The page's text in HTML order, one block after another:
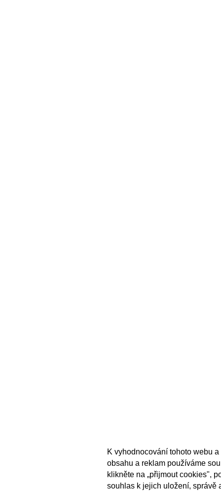
K vyhodnocování tohoto webu
obsahu a reklam používáme
klikněte na „přijmout cookies",
souhlas k jejich uložení, správě